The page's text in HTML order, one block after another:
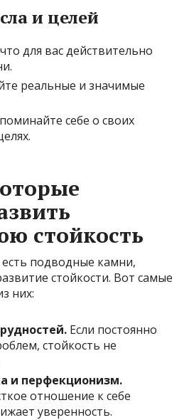
и целей
для вас действительно
реальные и значимые
себе о своих
стойкость
подводные камни,
стойкости. Вот самые
них:
Если постоянно
стойкость не
и перфекционизм.
отношение к себе
уверенность.